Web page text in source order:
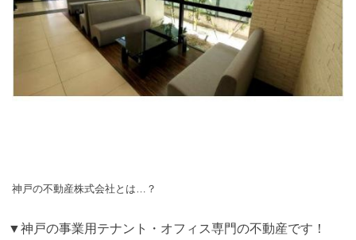
神戸の不動産株式会社とは…？
▼神戸の事業用テナント・オフィス専門の不動産です！